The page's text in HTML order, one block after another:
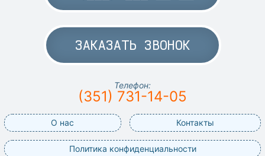
ЗАКАЗАТЬ ЗВОНОК
Телефон:
(351) 731-14-05
О нас Контакты
Политика конфиденциальности